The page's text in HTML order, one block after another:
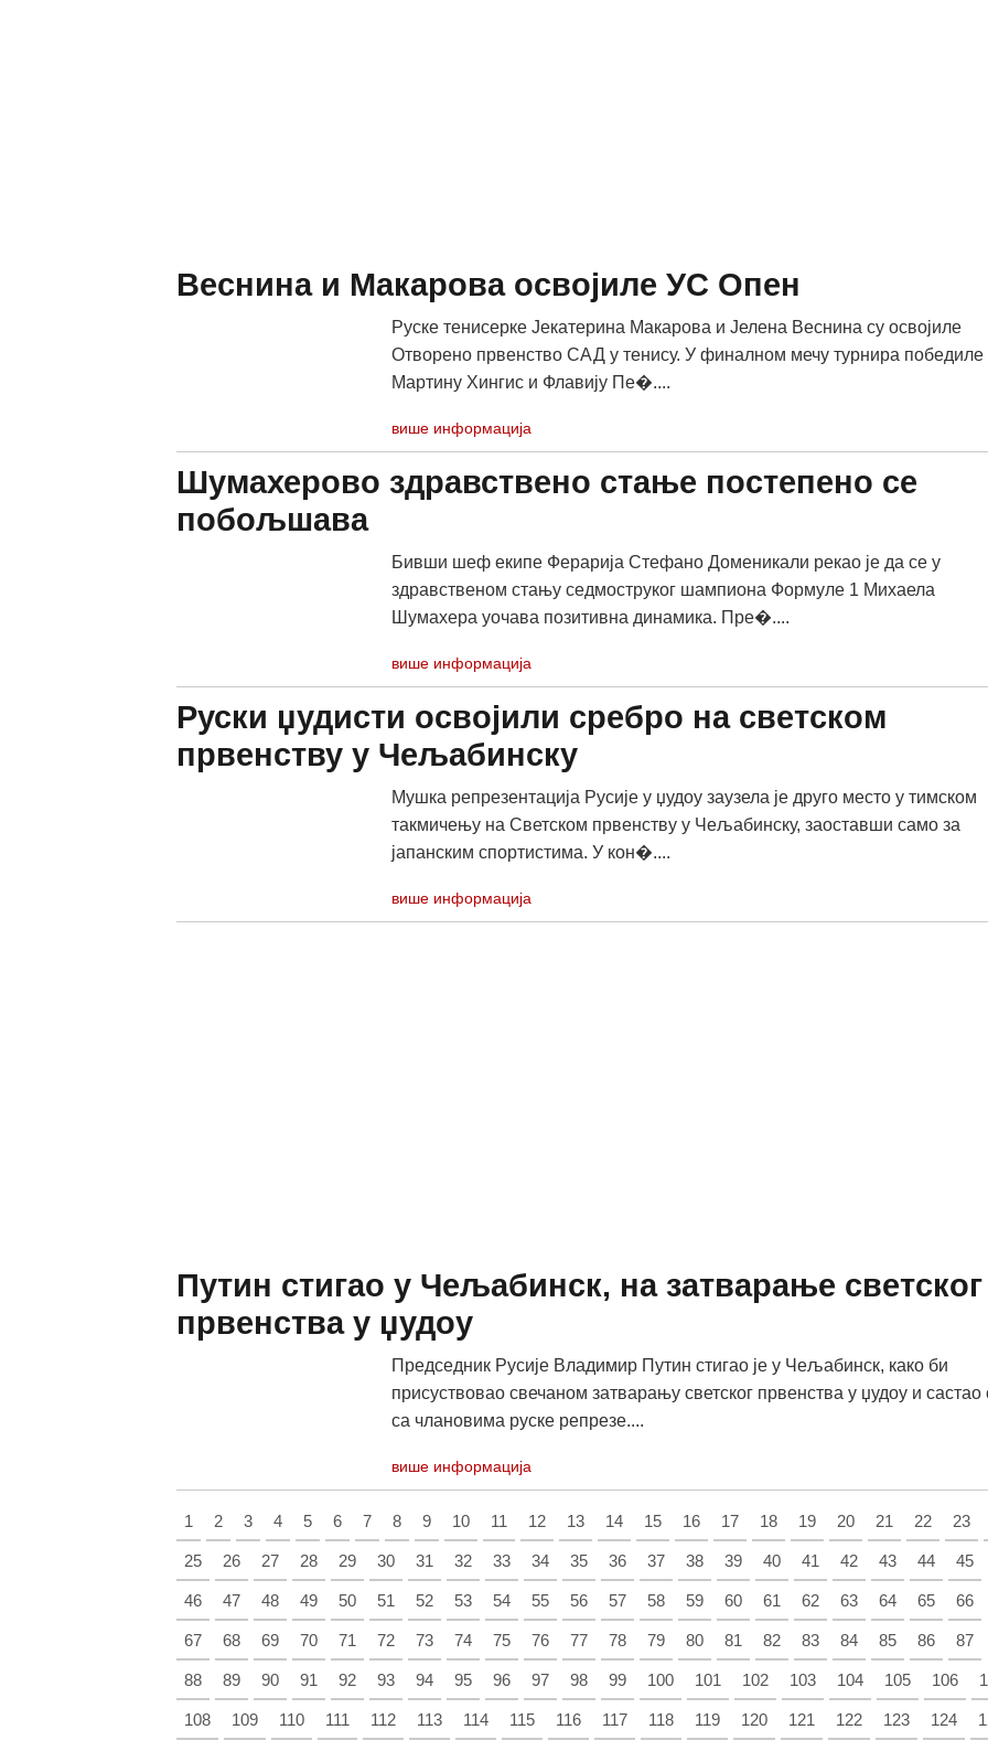
Веснина и Макарова освојиле УС Опен
Руске тенисерке Јекатерина Макарова и Јелена Веснина су освојиле
Отворено првенство САД у тенису. У финалном мечу турнира победиле
Мартину Хингис и Флавију Пе�....
више информација
Шумахерово здравствено стање постепено се
побољшава
Бивши шеф екипе Ферарија Стефано Доменикали рекао је да се у
здравственом стању седмоструког шампиона Формуле 1 Михаела
Шумахера уочава позитивна динамика. Пре�....
више информација
Руски џудисти освојили сребро на светском
првенству у Чељабинску
Мушка репрезентација Русије у џудоу заузела је друго место у тимском
такмичењу на Светском првенству у Чељабинску, заоставши само за
јапанским спортистима. У кон�....
више информација
Путин стигао у Чељабинск, на затварање светског
првенства у џудоу
Председник Русије Владимир Путин стигао је у Чељабинск, како би
присуствовао свечаном затварању светског првенства у џудоу и састао
са члановима руске репрезе....
више информација
1 2 3 4 5 6 7 8 9 10 11 12 13 14 15 16 17 18 19 20 21 22 23
25 26 27 28 29 30 31 32 33 34 35 36 37 38 39 40 41 42 43 44 45
46 47 48 49 50 51 52 53 54 55 56 57 58 59 60 61 62 63 64 65 66
67 68 69 70 71 72 73 74 75 76 77 78 79 80 81 82 83 84 85 86 87
88 89 90 91 92 93 94 95 96 97 98 99 100 101 102 103 104 105 106
108 109 110 111 112 113 114 115 116 117 118 119 120 121 122 123 124